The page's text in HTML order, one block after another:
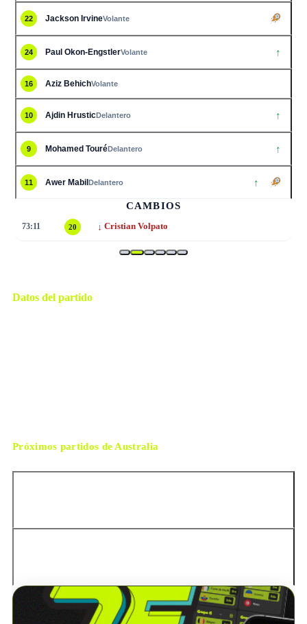
22 Jackson IrvineVolante
24 Paul Okon-EngstlerVolante ↑
16 Aziz BehichVolante
10 Ajdin HrusticDelantero ↑
9 Mohamed TouréDelantero ↑
11 Awer MabilDelantero ↑
CAMBIOS
73:11 20 ↓ Cristian Volpato
Datos del partido
Próximos partidos de Australia